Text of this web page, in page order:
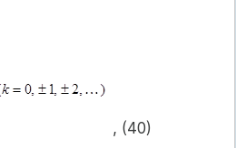
, (40)